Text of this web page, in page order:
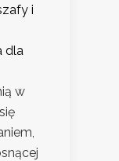
i
dla
w